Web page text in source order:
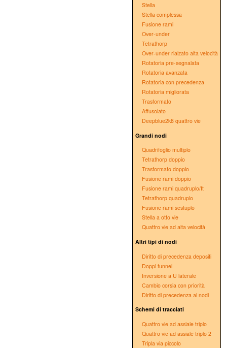
Stella
Stella complessa
Fusione rami
Over-under
Tetrathorp
Over-under rialzato alta velocità
Rotatoria pre-segnalata
Rotatoria avanzata
Rotatoria con precedenza
Rotatoria migliorata
Trasformato
Affusolato
Deepblue2k8 quattro vie
Grandi nodi
Quadrifoglio multiplo
Tetrathorp doppio
Trasformato doppio
Fusione rami doppio
Fusione rami quadruplo/It
Tetrathorp quadruplo
Fusione rami sestuplo
Stella a otto vie
Quattro vie ad alta velocità
Altri tipi di nodi
Diritto di precedenza depositi
Doppi tunnel
Inversione a U laterale
Cambio corsia con priorità
Diritto di precedenza ai nodi
Schemi di tracciati
Quattro vie ad assiale triplo
Quattro vie ad assiale triplo 2
Tripla via piccolo